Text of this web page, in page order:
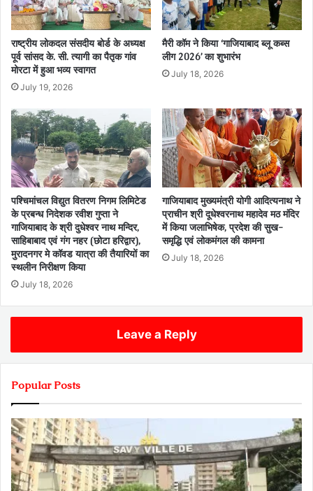
राष्ट्रीय लोकदल संसदीय बोर्ड के अध्यक्ष
पूर्व सांसद के. सी. त्यागी का पैतृक गांव
मोरटा में हुआ भव्य स्वागत
July 19, 2026
मैरी कॉम ने किया ‘गाजियाबाद ब्लू कब्स
लीग 2026’ का शुभारंभ
July 18, 2026
पश्चिमांचल विद्युत वितरण निगम लिमिटेड
के प्रबन्ध निदेशक रवीश गुप्ता ने
गाजियाबाद के श्री दुधेश्वर नाथ मन्दिर,
साहिबाबाद एवं गंग नहर (छोटा हरिद्वार),
मुरादनगर मे कॉवड यात्रा की तैयारियों का
स्थलीन निरीक्षण किया
July 18, 2026
गाजियाबाद मुख्यमंत्री योगी आदित्यनाथ ने
प्राचीन श्री दूधेश्वरनाथ महादेव मठ मंदिर
में किया जलाभिषेक, प्रदेश की सुख-
समृद्धि एवं लोकमंगल की कामना
July 18, 2026
Leave a Reply
Popular Posts